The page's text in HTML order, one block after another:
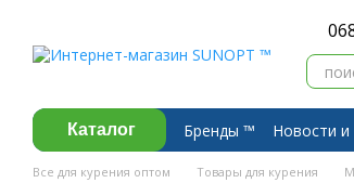
Каталог Бренды ™️ Новости и
Договор
Все для курения оптом Товары для курения